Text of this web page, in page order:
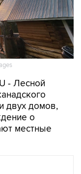
- Лесной
двух домов,
о
местные